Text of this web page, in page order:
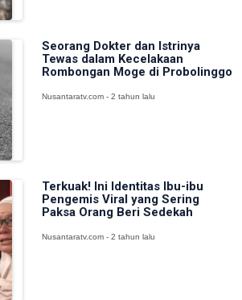
Seorang Dokter dan Istrinya
Tewas dalam Kecelakaan
Rombongan Moge di Probolinggo
Nusantaratv.com - 2 tahun lalu
Terkuak! Ini Identitas Ibu-ibu
Pengemis Viral yang Sering
Paksa Orang Beri Sedekah
Nusantaratv.com - 2 tahun lalu